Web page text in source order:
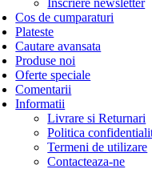
Cos de cumparaturi
Plateste
Cautare avansata
Produse noi
Oferte speciale
Comentarii
Informatii
Livrare si Returnari
Politica
Termeni de utilizare
Contacteaza-ne